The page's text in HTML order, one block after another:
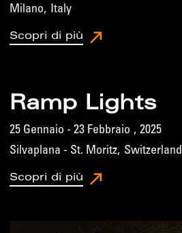
Milano, Italy
Scopri di più
Ramp Lights
25 Gennaio - 23 Febbraio , 2025
Silvaplana - St. Moritz, Switzerland
Scopri di più